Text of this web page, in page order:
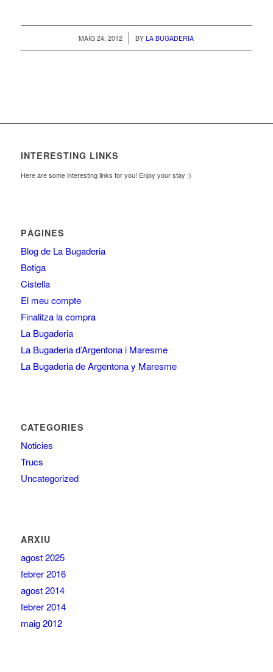
MAIG 24, 2012
/ BYLA BUGADERIA
INTERESTING LINKS
Here are some interesting links for you! Enjoy your stay :)
PÀGINES
Blog de La Bugaderia
Botiga
Cistella
El meu compte
Finalitza la compra
La Bugaderia
La Bugaderia d’Argentona i Maresme
La Bugaderia de Argentona y Maresme
CATEGORIES
Noticies
Trucs
Uncategorized
ARXIU
agost 2025
febrer 2016
agost 2014
febrer 2014
maig 2012